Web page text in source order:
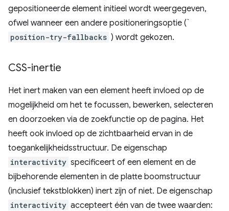
gepositioneerde element initieel wordt weergegeven,
ofwel wanneer een andere positioneringsoptie (`
position-try-fallbacks ) wordt gekozen.
CSS-inertie
Het inert maken van een element heeft invloed op de
mogelijkheid om het te focussen, bewerken, selecteren
en doorzoeken via de zoekfunctie op de pagina. Het
heeft ook invloed op de zichtbaarheid ervan in de
toegankelijkheidsstructuur. De eigenschap
interactivity specificeert of een element en de
bijbehorende elementen in de platte boomstructuur
(inclusief tekstblokken) inert zijn of niet. De eigenschap
interactivity accepteert één van de twee waarden: